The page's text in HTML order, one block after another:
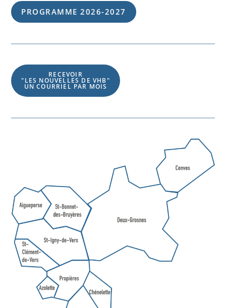
PROGRAMME 2026-2027
RECEVOIR
"LES NOUVELLES DE VHB"
UN COURRIEL PAR MOIS